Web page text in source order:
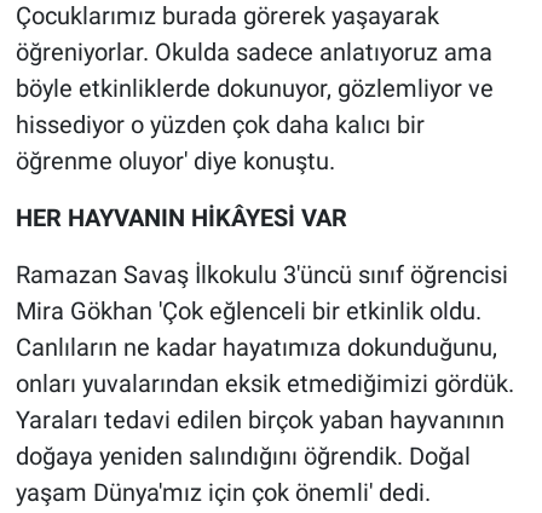
Çocuklarımız burada görerek yaşayarak
öğreniyorlar. Okulda sadece anlatıyoruz ama
böyle etkinliklerde dokunuyor, gözlemliyor ve
hissediyor o yüzden çok daha kalıcı bir
öğrenme oluyor' diye konuştu.
HER HAYVANIN HİKÂYESİ VAR
Ramazan Savaş İlkokulu 3'üncü sınıf öğrencisi
Mira Gökhan 'Çok eğlenceli bir etkinlik oldu.
Canlıların ne kadar hayatımıza dokunduğunu,
onları yuvalarından eksik etmediğimizi gördük.
Yaraları tedavi edilen birçok yaban hayvanının
doğaya yeniden salındığını öğrendik. Doğal
yaşam Dünya'mız için çok önemli' dedi.